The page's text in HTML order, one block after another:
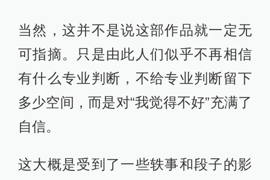
当然，这并不是说这部作品就一定无
可指摘。只是由此人们似乎不再相信
有什么专业判断，不给专业判断留下
多少空间，而是对“我觉得不好”充满了
自信。
这大概是受到了一些轶事和段子的影